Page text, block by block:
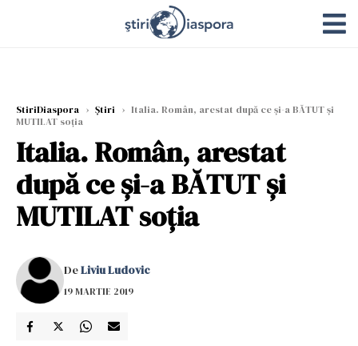
StiriDiaspora › Știri › Italia. Român, arestat după ce și-a BĂTUT și
MUTILAT soția
Italia. Român, arestat
după ce și-a BĂTUT și
MUTILAT soția
DeLiviu Ludovic
19 MARTIE 2019